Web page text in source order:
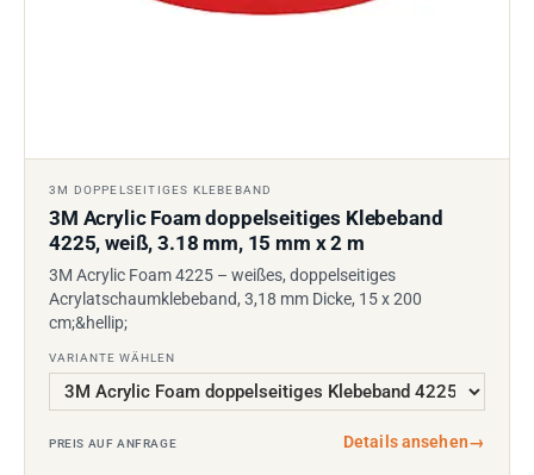
3M DOPPELSEITIGES KLEBEBAND
3M Acrylic Foam doppelseitiges Klebeband
4225, weiß, 3.18 mm, 15 mm x 2 m
3M Acrylic Foam 4225 – weißes, doppelseitiges
Acrylatschaumklebeband, 3,18 mm Dicke, 15 x 200
cm;&hellip;
VARIANTE WÄHLEN
PREIS AUF ANFRAGE Details ansehen→